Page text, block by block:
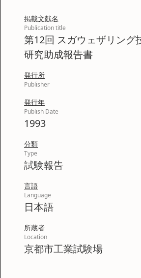
掲載文献名
Publication title
第12回 スガウェザリング
研究助成報告書
発行所
Publisher
発行年
Publish Date
1993
分類
Type
試験報告
言語
Language
日本語
所蔵者
Location
京都市工業試験場